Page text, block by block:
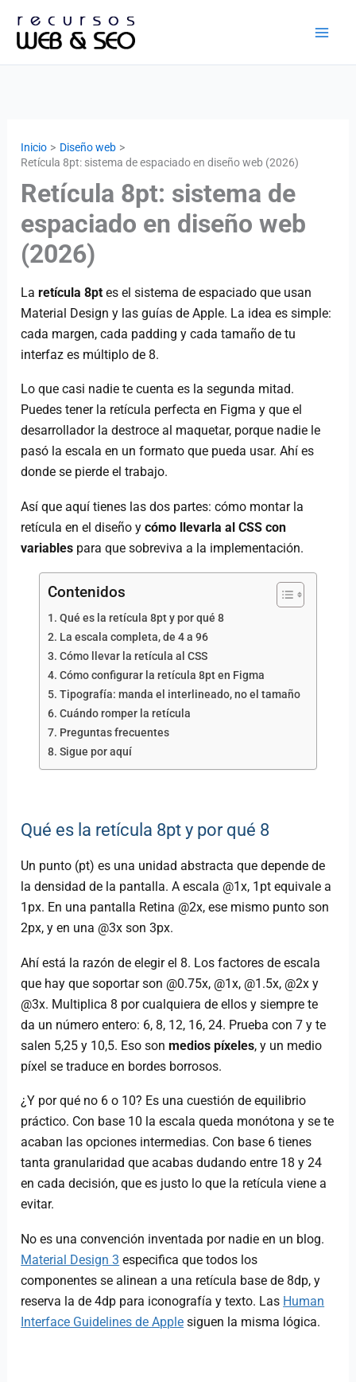
Inicio
Diseño web
Retícula 8pt: sistema de espaciado en diseño web (2026)
Retícula 8pt: sistema de
espaciado en diseño web
(2026)
Laretícula 8pt es el sistema de espaciado que usan
Material Design y las guías de Apple. La idea es simple:
cada margen, cada padding y cada tamaño de tu
interfaz es múltiplo de 8.
Lo que casi nadie te cuenta es la segunda mitad.
Puedes tener la retícula perfecta en Figma y que el
desarrollador la destroce al maquetar, porque nadie le
pasó la escala en un formato que pueda usar. Ahí es
donde se pierde el trabajo.
Así que aquí tienes las dos partes: cómo montar la
retícula en el diseño ycómo llevarla al CSS con
variables para que sobreviva a la implementación.
Contenidos
Qué es la retícula 8pt y por qué 8
La escala completa, de 4 a 96
Cómo llevar la retícula al CSS
Cómo configurar la retícula 8pt en Figma
Tipografía: manda el interlineado, no el tamaño
Cuándo romper la retícula
Preguntas frecuentes
Sigue por aquí
Qué es la retícula 8pt y por qué 8
Un punto (pt) es una unidad abstracta que depende de
la densidad de la pantalla. A escala @1x, 1pt equivale a
1px. En una pantalla Retina @2x, ese mismo punto son
2px, y en una @3x son 3px.
Ahí está la razón de elegir el 8. Los factores de escala
que hay que soportar son @0.75x, @1x, @1.5x, @2x y
@3x. Multiplica 8 por cualquiera de ellos y siempre te
da un número entero: 6, 8, 12, 16, 24. Prueba con 7 y te
salen 5,25 y 10,5. Eso sonmedios píxeles, y un medio
píxel se traduce en bordes borrosos.
¿Y por qué no 6 o 10? Es una cuestión de equilibrio
práctico. Con base 10 la escala queda monótona y se te
acaban las opciones intermedias. Con base 6 tienes
tanta granularidad que acabas dudando entre 18 y 24
en cada decisión, que es justo lo que la retícula viene a
evitar.
No es una convención inventada por nadie en un blog.
Material Design 3 especifica que todos los
componentes se alinean a una retícula base de 8dp, y
reserva la de 4dp para iconografía y texto. Las Human
Interface Guidelines de Apple siguen la misma lógica.